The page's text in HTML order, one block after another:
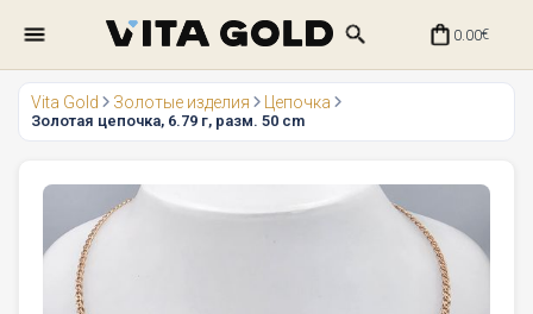
0.00€
Vita Gold Золотые изделия Цепочка
Золотая цепочка, 6.79 г, разм. 50 cm